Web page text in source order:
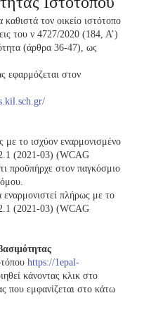
καθιστά τον οικείο ιστότοπο
του ν 4727/2020 (184, Α’)
(άρθρα 36-47), ως
εφαρμόζεται στον
το ισχύον εναρμονισμένο
(2021-03) (WCAG
προϋπήρχε στον παγκόσμιο
πλήρως με το
(2021-03) (WCAG
https://1epal-
κάνοντας κλικ στο
που εμφανίζεται στο κάτω